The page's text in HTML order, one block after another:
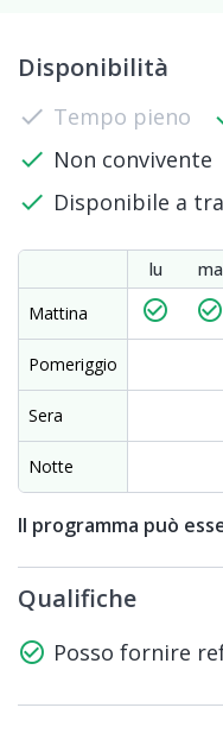
Disponibilità
check Tempo pieno
check Non convivente
check Disponibile a
lu ma
Mattina
check_circle_outline check_circle_outline
Pomeriggio
Sera
Notte
Il programma può
Qualifiche
check_circle_outline Posso fornire